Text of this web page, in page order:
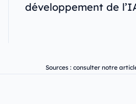
développement de
Sources : consulter notre